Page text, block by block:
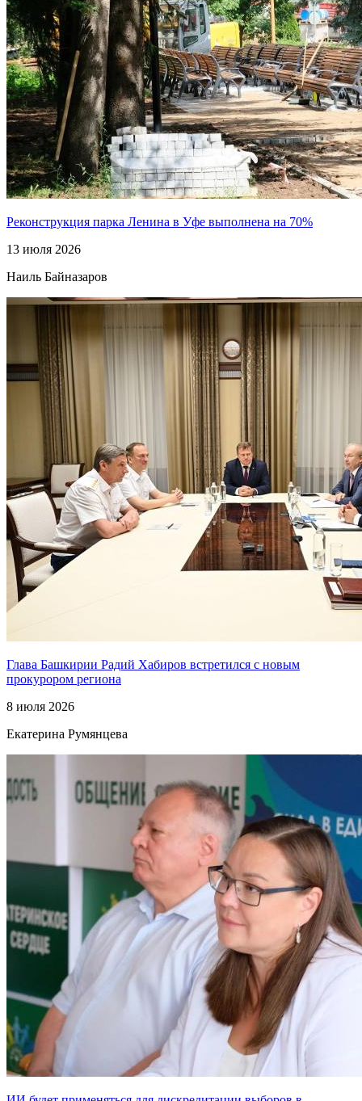
Реконструкция парка Ленина в Уфе выполнена на 70%
13 июля 2026
Наиль Байназаров
Глава Башкирии Радий Хабиров встретился с новым
прокурором региона
8 июля 2026
Екатерина Румянцева